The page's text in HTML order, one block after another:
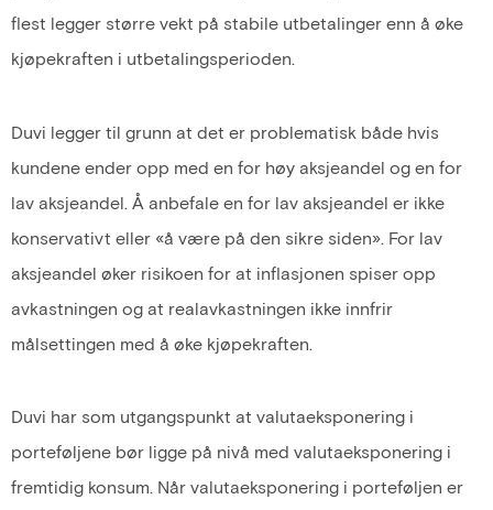
flest legger større vekt på stabile utbetalinger enn å øke
kjøpekraften i utbetalingsperioden.
Duvi legger til grunn at det er problematisk både hvis
kundene ender opp med en for høy aksjeandel og en for
lav aksjeandel. Å anbefale en for lav aksjeandel er ikke
konservativt eller «å være på den sikre siden». For lav
aksjeandel øker risikoen for at inflasjonen spiser opp
avkastningen og at realavkastningen ikke innfrir
målsettingen med å øke kjøpekraften.
Duvi har som utgangspunkt at valutaeksponering i
porteføljene bør ligge på nivå med valutaeksponering i
fremtidig konsum. Når valutaeksponering i porteføljen er